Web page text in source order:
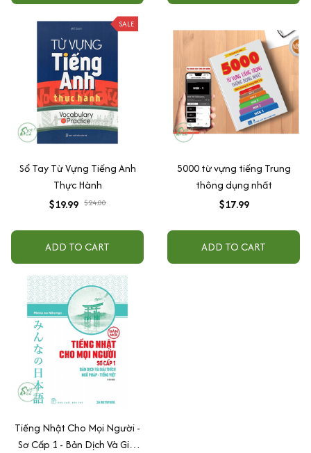
SALE
Sổ Tay Từ Vựng Tiếng Anh
Thực Hành
$19.99 $24.00
ADD TO CART
5000 từ vựng tiếng Trung
thông dụng nhất
$17.99
ADD TO CART
Tiếng Nhật Cho Mọi Người -
Sơ Cấp 1 - Bản Dịch Và Giải